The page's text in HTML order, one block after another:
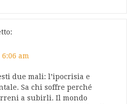
am
due mali: l’ipocrisia e
Sa chi soffre perché
a subirli. Il mondo